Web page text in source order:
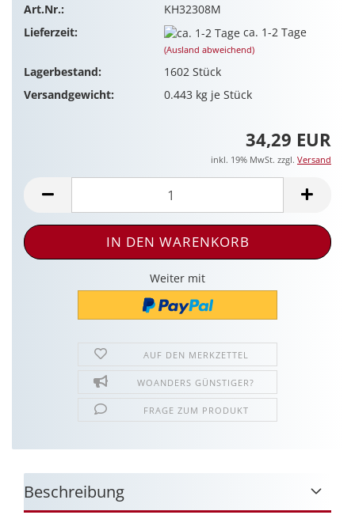
Art.Nr.:
KH32308M
Lieferzeit:
ca. 1-2 Tage
(Ausland abweichend)
Lagerbestand: 1602 Stück
Versandgewicht:
0.443 kg je Stück
34,29 EUR
inkl. 19% MwSt. zzgl. Versand
Weiter mit
AUF DEN MERKZETTEL
WOANDERS GÜNSTIGER?
FRAGE ZUM PRODUKT
Beschreibung